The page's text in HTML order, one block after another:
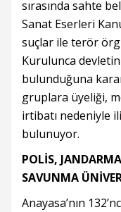
sırasında sahte
Sanat Eserleri
suçlar ile terör
Kurulunca
bulunduğuna
gruplara üyeliği,
irtibatı nedeniyle
bulunuyor.
POLİS,
SAVUNMA
Anayasa’nın